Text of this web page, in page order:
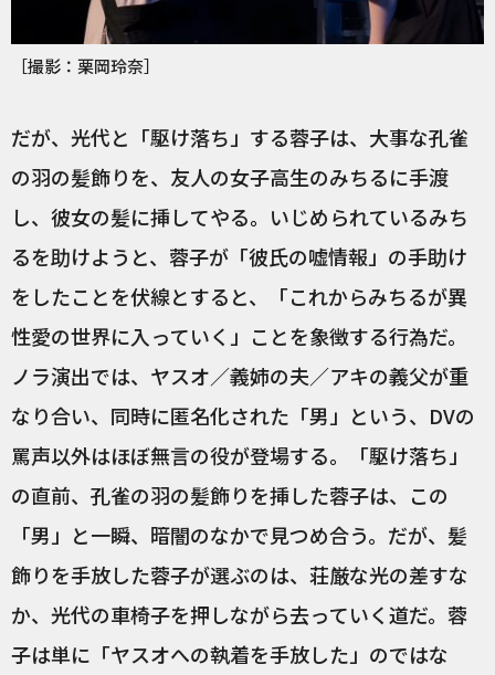
［撮影：栗岡玲奈］
だが、光代と「駆け落ち」する蓉子は、大事な孔雀
の羽の髪飾りを、友人の女子高生のみちるに手渡
し、彼女の髪に挿してやる。いじめられているみち
るを助けようと、蓉子が「彼氏の嘘情報」の手助け
をしたことを伏線とすると、「これからみちるが異
性愛の世界に入っていく」ことを象徴する行為だ。
ノラ演出では、ヤスオ／義姉の夫／アキの義父が重
なり合い、同時に匿名化された「男」という、DVの
罵声以外はほぼ無言の役が登場する。「駆け落ち」
の直前、孔雀の羽の髪飾りを挿した蓉子は、この
「男」と一瞬、暗闇のなかで見つめ合う。だが、髪
飾りを手放した蓉子が選ぶのは、荘厳な光の差すな
か、光代の車椅子を押しながら去っていく道だ。蓉
子は単に「ヤスオへの執着を手放した」のではな